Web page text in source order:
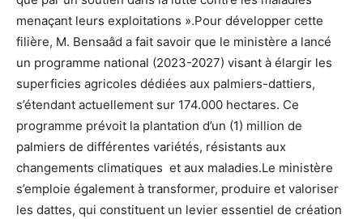
menaçant leurs exploitations ».Pour développer cette
filière, M. Bensaâd a fait savoir que le ministère a lancé
un programme national (2023-2027) visant à élargir les
superficies agricoles dédiées aux palmiers-dattiers,
s’étendant actuellement sur 174.000 hectares. Ce
programme prévoit la plantation d’un (1) million de
palmiers de différentes variétés, résistants aux
changements climatiques et aux maladies.Le ministère
s’emploie également à transformer, produire et valoriser
les dattes, qui constituent un levier essentiel de création